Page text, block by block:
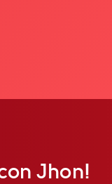
Jhon!